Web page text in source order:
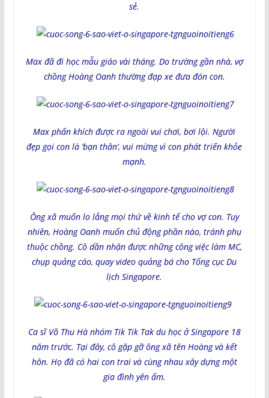
sẻ.
Max đã đi học mẫu giáo vài tháng. Do trường gần nhà, vợ
chồng Hoàng Oanh thường đạp xe đưa đón con.
Max phấn khích được ra ngoài vui chơi, bơi lội. Người
đẹp gọi con là ‘bạn thân’, vui mừng vì con phát triển khỏe
mạnh.
Ông xã muốn lo lắng mọi thứ về kinh tế cho vợ con. Tuy
nhiên, Hoàng Oanh muốn chủ động phần nào, tránh phụ
thuộc chồng. Cô dần nhận được những công việc làm MC,
chụp quảng cáo, quay video quảng bá cho Tổng cục Du
lịch Singapore.
Ca sĩ Võ Thu Hà nhóm Tik Tik Tak du học ở Singapore 18
năm trước. Tại đây, cô gặp gỡ ông xã tên Hoàng và kết
hôn. Họ đã có hai con trai và cùng nhau xây dựng một
gia đình yên ấm.